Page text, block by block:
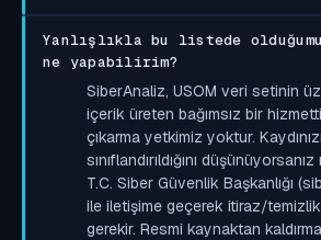
Yanlışlıkla bu listede olduğumu
ne yapabilirim?
SiberAnaliz, USOM veri setinin
içerik üreten bağımsız bir
çıkarma yetkimiz yoktur.
sınıflandırıldığını
T.C. Siber Güvenlik Başkanlığı
ile iletişime geçerek itiraz/
gerekir. Resmi kaynaktan